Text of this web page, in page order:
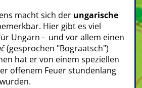
macht sich der ungarische
Hier gibt es viel
Ungarn - und vor allem einen
(gesprochen "Bograatsch")
hat er von einem speziellen
offenem Feuer stundenlang